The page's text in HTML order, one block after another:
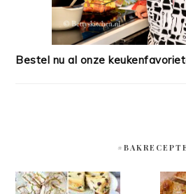
Bestel nu al onze